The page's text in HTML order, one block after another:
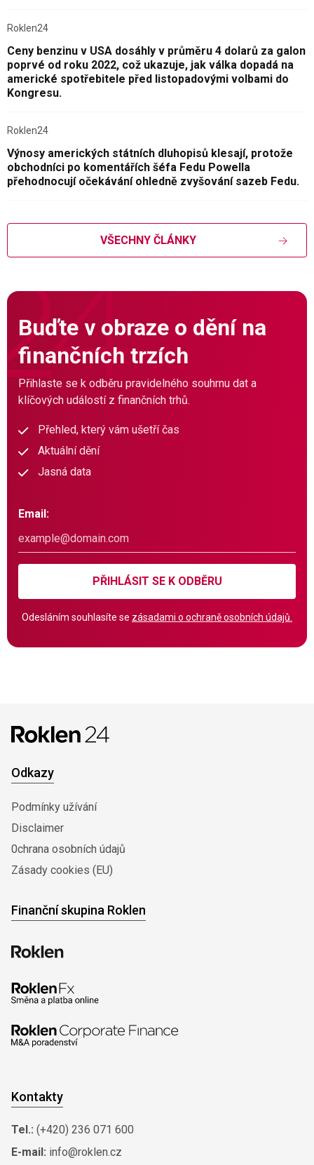
Roklen24
Ceny benzinu v USA dosáhly v průměru 4 dolarů za galon
poprvé od roku 2022, což ukazuje, jak válka dopadá na
americké spotřebitele před listopadovými volbami do
Kongresu.
Roklen24
Výnosy amerických státních dluhopisů klesají, protože
obchodníci po komentářích šéfa Fedu Powella
přehodnocují očekávání ohledně zvyšování sazeb Fedu.
VŠECHNY ČLÁNKY
Buďte v obraze o dění na
finančních trzích
Přihlaste se k odběru pravidelného souhrnu dat a
klíčových událostí z finančních trhů.
Přehled, který vám ušetří čas
Aktuální dění
Jasná data
Email:
PŘIHLÁSIT SE K ODBĚRU
Odesláním souhlasíte se zásadami o ochraně osobních údajů.
Odkazy
Podmínky užívání
Disclaimer
0chrana osobních údajů
Zásady cookies (EU)
Finanční skupina Roklen
Kontakty
Tel.: (+420) 236 071 600
E-mail: info@roklen.cz